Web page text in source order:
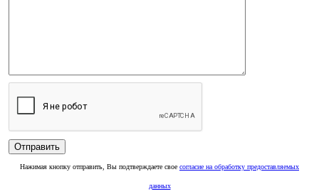
Нажимая кнопку отправить, Вы подтверждаете свое согласие на обработку предоставляемых
данных